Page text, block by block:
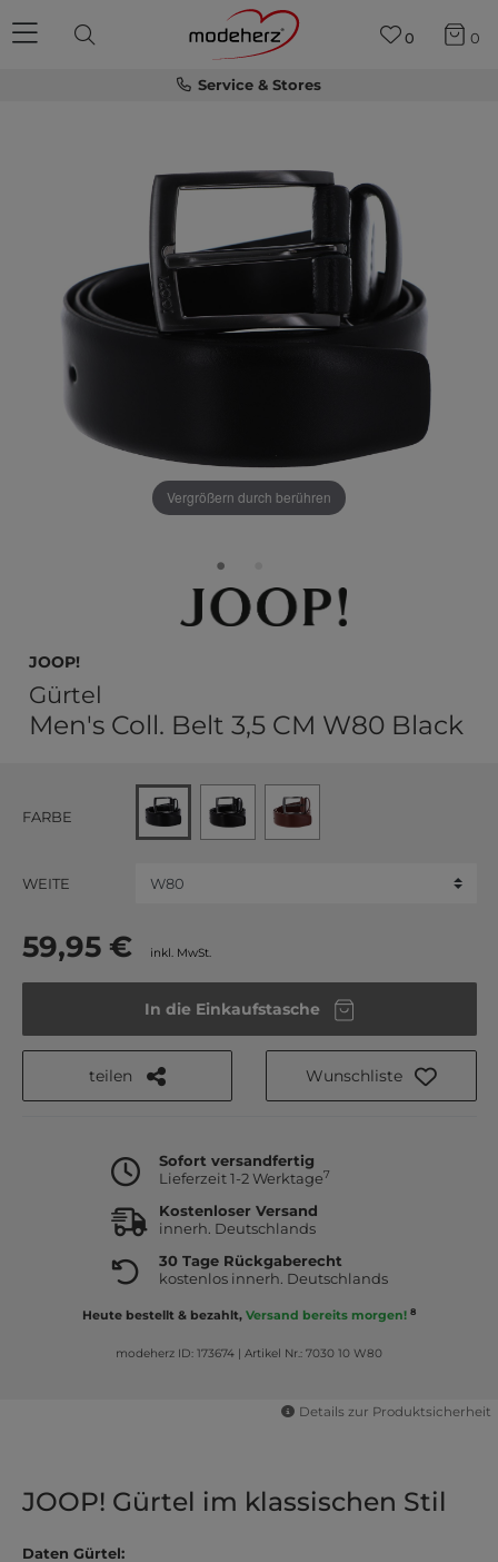
Service & Stores
0 0
Vergrößern durch berühren
JOOP!
Gürtel
Men's Coll. Belt 3,5 CM W80 Black
FARBE
WEITE
59,95 € inkl. MwSt.
In die Einkaufstasche
teilen Wunschliste
Sofort versandfertig
Lieferzeit 1-2 Werktage7
Kostenloser Versand
innerh. Deutschlands
30 Tage Rückgaberecht
kostenlos innerh. Deutschlands
Heute bestellt & bezahlt, Versand bereits morgen! 8
modeherz ID: 173674 Artikel Nr.: 7030 10 W80
Details zur Produktsicherheit
JOOP! Gürtel im klassischen Stil
Daten Gürtel: